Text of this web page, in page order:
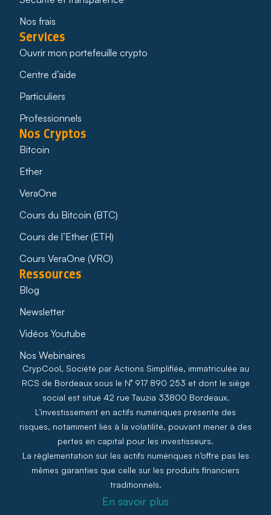
Nos frais
Services
Ouvrir mon portefeuille crypto
Centre d’aide
Particuliers
Professionnels
Nos Cryptos
Bitcoin
Ether
VeraOne
Cours du Bitcoin (BTC)
Cours de l’Ether (ETH)
Cours VeraOne (VRO)
Ressources
Blog
Newsletter
Vidéos Youtube
Nos Webinaires
CrypCool, Société par Actions Simplifiée, immatriculée au
RCS de Bordeaux sous le N° 917 890 253 et dont le siège
social est situé 42 rue Tauzia 33800 Bordeaux.
L’investissement en actifs numériques présente des
risques, notamment liés à la volatilité, pouvant mener à des
pertes en capital pour les investisseurs.
La règlementation sur les actifs numériques n’offre pas les
mêmes garanties que celle sur les produits financiers
traditionnels.
En savoir plus